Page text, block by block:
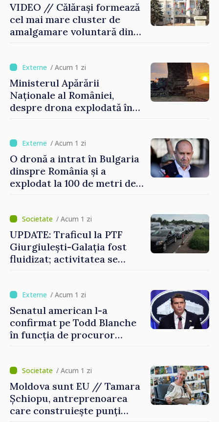
VIDEO // Călărași formează
cel mai mare cluster de
amalgamare voluntară din
finală
/ Acum 1 zi
Ministerul Apărării
Naționale al României,
despre drona explodată în
vehicul aerian”
/ Acum 1 zi
O dronă a intrat în Bulgaria
dinspre România și a
explodat la 100 de metri de
/ Acum 1 zi
UPDATE: Traficul la PTF
Giurgiulești-Galația fost
fluidizat; activitatea se
/ Acum 1 zi
Senatul american l-a
confirmat pe Todd Blanche
în funcția de procuror
/ Acum 1 zi
Moldova sunt EU // Tamara
Șchiopu, antreprenoarea
care construiește punți